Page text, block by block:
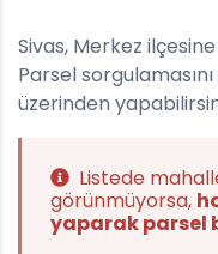
Sivas, Merkez
Parsel
üzerinden
Listede
görünmüyorsa,
yaparak parsel